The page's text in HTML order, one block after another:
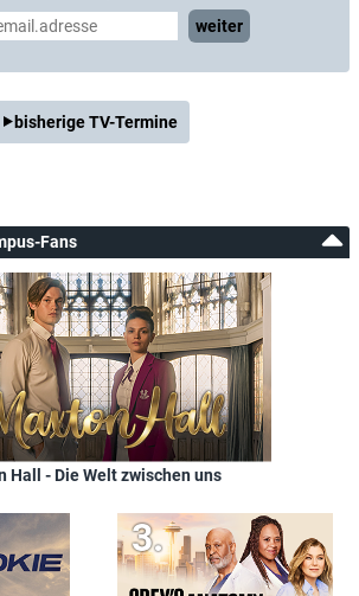
weiter
bisherige TV-Termine
Fans
Hall - Die Welt zwischen uns